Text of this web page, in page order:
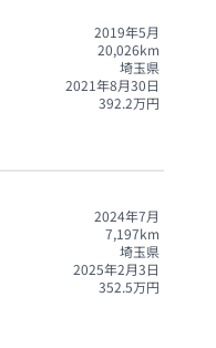
2019年5月
20,026km
埼玉県
2021年8月30日
392.2万円
2024年7月
7,197km
埼玉県
2025年2月3日
352.5万円